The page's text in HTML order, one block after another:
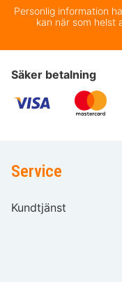
Personlig information
kan när som helst
Säker betalning
Service
Kundtjänst